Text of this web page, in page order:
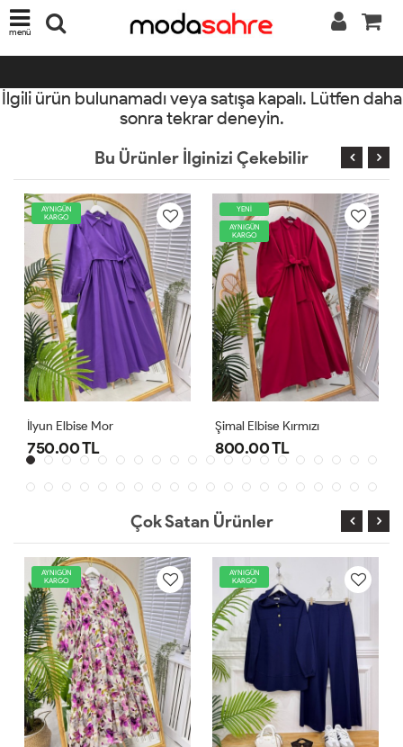
menü
İlgili ürün bulunamadı veya satışa kapalı. Lütfen daha
sonra tekrar deneyin.
Bu Ürünler İlginizi Çekebilir
YENİ
AYNIGÜN
KARGO
Şimal Elbise Kırmızı
800.00 TL
AYNIGÜN
KARGO
1,000.00 TL
Çok Satan Ürünler
AYNIGÜN
KARGO
AYNIGÜN
KARGO